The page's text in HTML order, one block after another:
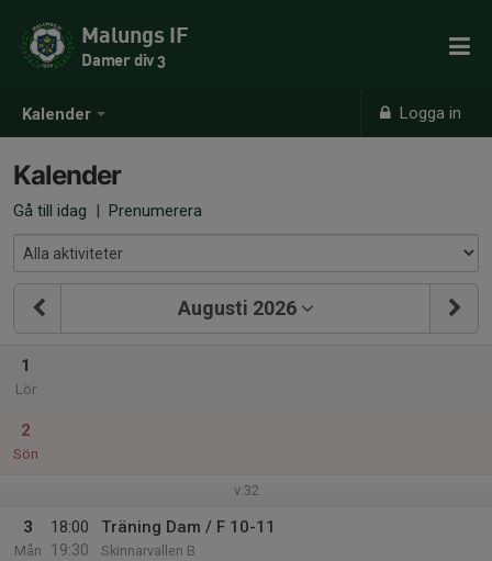
Kalender Logga in
Malungs IF
Damer div 3
Kalender
Gå till idag | Prenumerera
Augusti 2026
1
Lör
2
Sön
v.32
3
Mån
18:00
19:30
Träning Dam / F 10-11
Skinnarvallen B